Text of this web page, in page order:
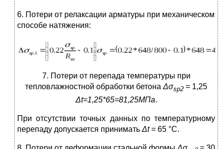
6. Потери от релаксации арматуры при механическом
способе натяжения:
7. Потери от перепада температуры при
тепловлажностной обработки бетона Δσsp2 = 1,25
Δt=1,25*65=81,25МПа.
При отсутствии точных данных по температурному
перепаду допускается принимать Δt= 65 °С.